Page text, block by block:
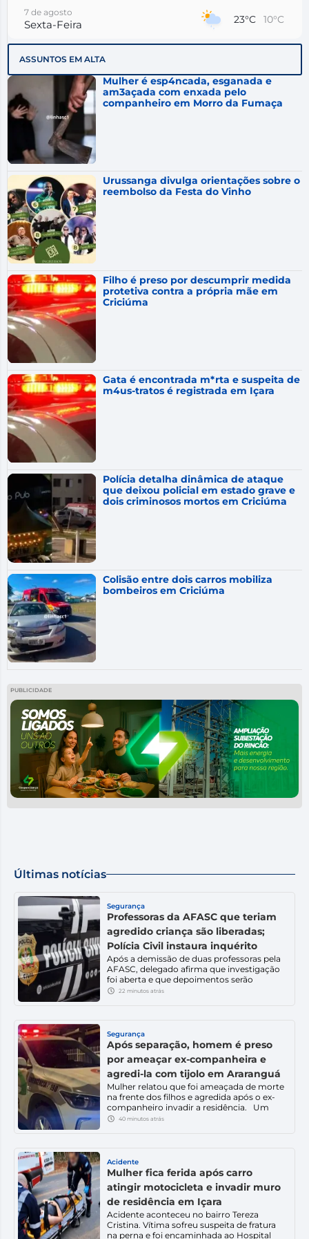
7 de agosto
Sexta-Feira 23°C 10°C
Sábado
9 de agosto
Domingo 15°C
10 de agosto
Segunda-Feira
11 de agosto
Terça-Feira 14°C 8°C
ASSUNTOS EM ALTA
Mulher é esp4ncada, esganada e
am3açada com enxada pelo
companheiro em Morro da Fumaça
Urussanga divulga orientações sobre o
reembolso da Festa do Vinho
Filho é preso por descumprir medida
protetiva contra a própria mãe em
Criciúma
Gata é encontrada m*rta e suspeita de
m4us-tratos é registrada em Içara
Polícia detalha dinâmica de ataque
que deixou policial em estado grave e
dois criminosos mortos em Criciúma
Colisão entre dois carros mobiliza
bombeiros em Criciúma
PUBLICIDADE
Últimas notícias
Segurança
Professoras da AFASC que teriam
agredido criança são liberadas;
Polícia Civil instaura inquérito
Após a demissão de duas professoras pela
AFASC, delegado afirma que investigação
foi aberta e que depoimentos serão
colhidos nos próximos dias. A Polícia Civil
(CEI) Santa Luzia, mantido pela AFASC, no
bairro Santa Luzia, em Criciúma. A […]
22 minutos atrás
Segurança
Após separação, homem é preso
por ameaçar ex-companheira e
agredi-la com tijolo em Araranguá
Mulher relatou que foi ameaçada de morte
na frente dos filhos e agredida após o ex-
companheiro invadir a residência. Um
homem de 27 anos foi preso em flagrante
companheira com um tijolo. De acordo
com […]
40 minutos atrás
Acidente
Mulher fica ferida após carro
atingir motocicleta e invadir muro
de residência em Içara
Acidente aconteceu no bairro Tereza
Cristina. Vítima sofreu suspeita de fratura
na perna e foi encaminhada ao Hospital